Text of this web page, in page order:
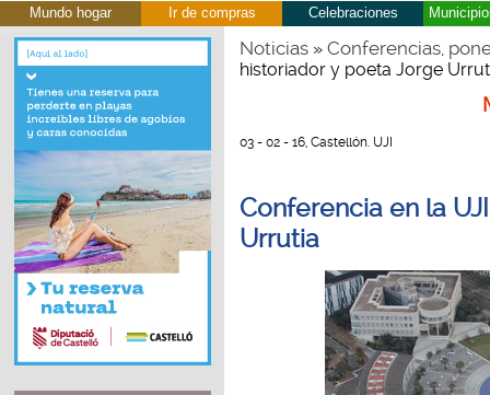
Mundo hogar Ir de compras Celebraciones
Noticias» Conferencias,
historiador y poeta Jorge
03 - 02 - 16, Castellón. UJI
Conferencia en la
Urrutia